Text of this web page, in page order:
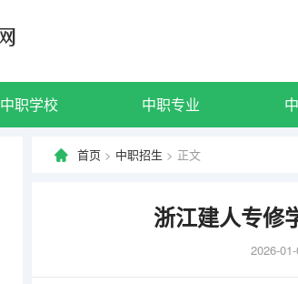
中职学校 中职专业
首页 > 中职招生 > 正文
浙江建人专修
2026-